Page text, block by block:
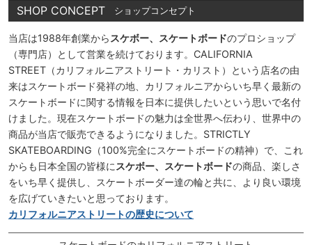
SHOP CONCEPT ショップコンセプト
当店は1988年創業から スケボー、スケートボードのプロショップ
（専門店）として営業を続けております。CALIFORNIA
STREET（カリフォルニアストリート・カリスト）という店名の由
来はスケートボード発祥の地、カリフォルニアからいち早く最新の
スケートボードに関する情報を日本に提供したいという思いで名付
けました。現在スケートボードの魅力は全世界へ伝わり、世界中の
商品が当店で販売できるようになりました。STRICTLY
SKATEBOARDING（100%完全にスケートボードの精神）で、これ
からも日本全国の皆様に スケボー、スケートボードの商品、楽しさ
をいち早く提供し、スケートボーダー達の輪と共に、より良い環境
を広げていきたいと思っております。
カリフォルニアストリートの歴史について